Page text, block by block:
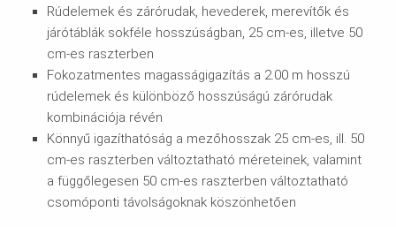
Rúdelemek és zárórudak, hevederek, merevítők és
járótáblák sokféle hosszúságban, 25 cm-es, illetve 50
cm-es raszterben
Fokozatmentes magasságigazítás a 2.00 m hosszú
rúdelemek és különböző hosszúságú zárórudak
kombinációja révén
Könnyű igazíthatóság a mezőhosszak 25 cm-es, ill. 50
cm-es raszterben változtatható méreteinek, valamint
a függőlegesen 50 cm-es raszterben változtatható
csomóponti távolságoknak köszönhetően